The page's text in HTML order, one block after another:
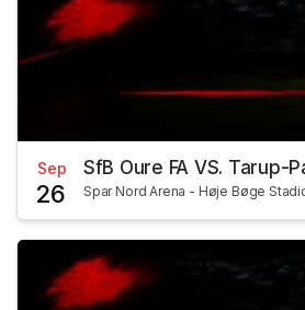
Sep
26
SfB Oure FA VS. Tarup-
Spar Nord Arena - Høje Bøge